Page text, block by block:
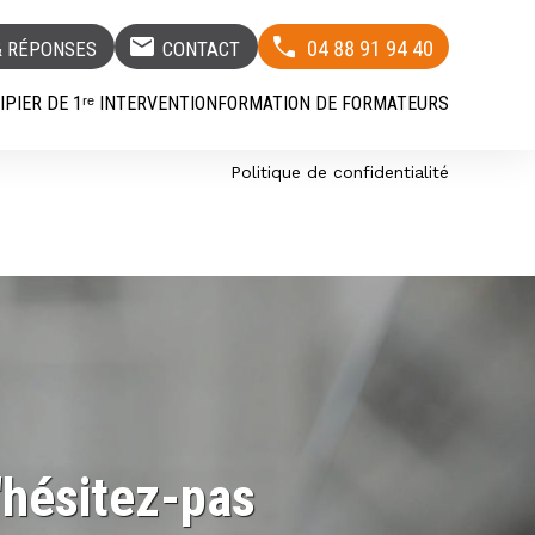
RÉPONSES mail CONTACT 04 88 91 94 40
DE 1ʳᵉ INTERVENTION FORMATION DE FORMATEURS
Politique de confidentialité
pas